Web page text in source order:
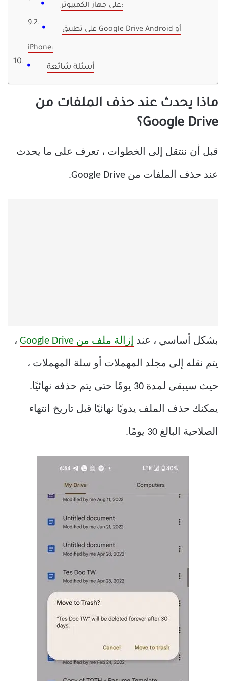
على جهاز الكمبيوتر:
على تطبيق Google Drive Android أو
iPhone:
أسئلة شائعة
ماذا يحدث عند حذف الملفات من
Google Drive؟
قبل أن ننتقل إلى الخطوات ، تعرف على ما يحدث
عند حذف الملفات من Google Drive.
بشكل أساسي ، عند إزالة ملف من Google Drive ،
يتم نقله إلى مجلد المهملات أو سلة المهملات ،
حيث سيبقى لمدة 30 يومًا حتى يتم حذفه نهائيًا.
يمكنك حذف الملف يدويًا نهائيًا قبل تاريخ انتهاء
الصلاحية البالغ 30 يومًا.